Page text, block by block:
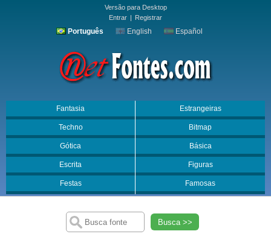
Versão para Desktop
Entrar | Registrar
Português English Español
Fantasia Estrangeiras
Techno Bitmap
Gótica Básica
Escrita Figuras
Festas Famosas
Busca >>